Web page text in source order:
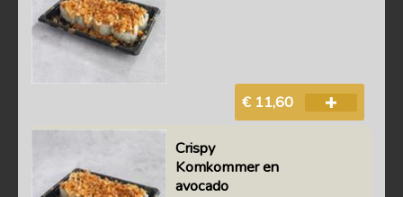
€ 11,60
Crispy
Komkommer en
avocado